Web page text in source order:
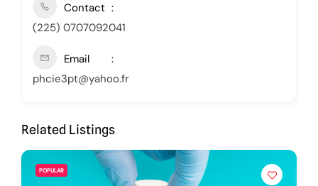
Contact
(225) 0707092041
Email
phcie3pt@yahoo.fr
Related Listings
POPULAR